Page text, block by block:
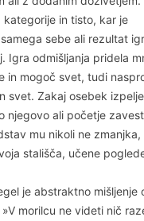
kategorije in tisto, kar je
sebe ali rezultat
Igra odmišljanja pridela
in mogoč svet, tudi
svet. Zakaj osebek izpelje
njegovo ali početje
mu nikoli ne
stališča, učene
je abstraktno mišljenje
morilcu ne videti nič